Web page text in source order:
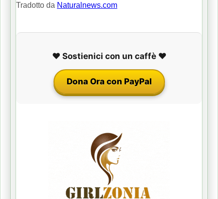
Tradotto da Naturalnews.com
❤️ Sostienici con un caffè ❤️
Dona Ora con PayPal